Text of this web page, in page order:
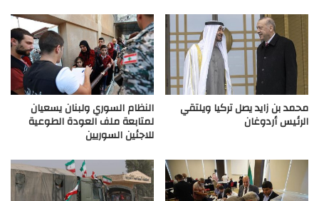
محمد بن زايد يصل تركيا ويلتقي
الرئيس أردوغان
النظام السوري ولبنان يسعيان
لمتابعة ملف العودة الطوعية
للاجئين السوريين